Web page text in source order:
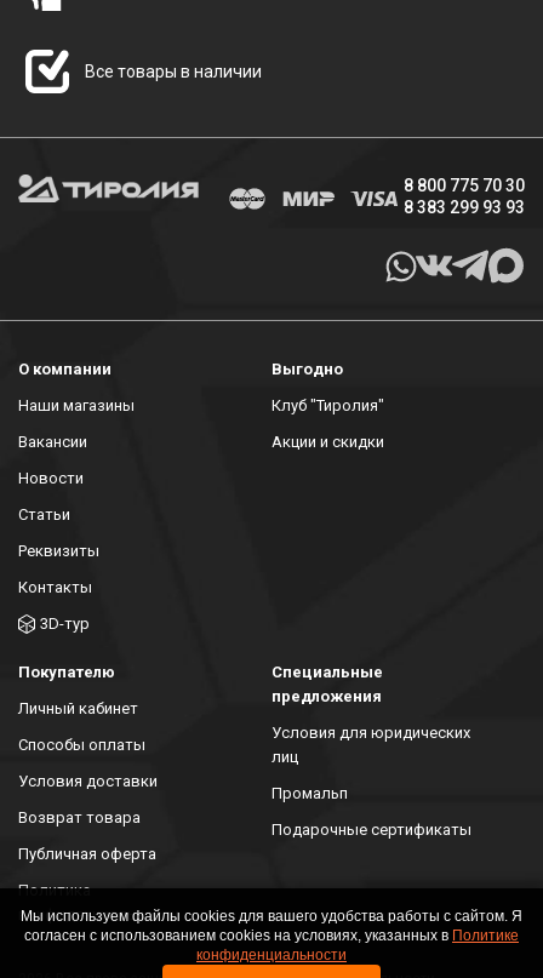
Все товары в наличии
8 800 775 70 30
8 383 299 93 93
О компании
Наши магазины
Вакансии
Новости
Статьи
Реквизиты
Контакты
3D-тур
Выгодно
Клуб "Тиролия"
Акции и скидки
Покупателю
Личный кабинет
Способы оплаты
Условия доставки
Возврат товара
Публичная оферта
Политика
конфиденциальности
Специальные
предложения
Условия для юридических
лиц
Промальп
Подарочные сертификаты
Мы используем файлы cookies для вашего удобства работы с сайтом. Я
согласен с использованием cookies на условиях, указанных в Политике
конфиденциальности